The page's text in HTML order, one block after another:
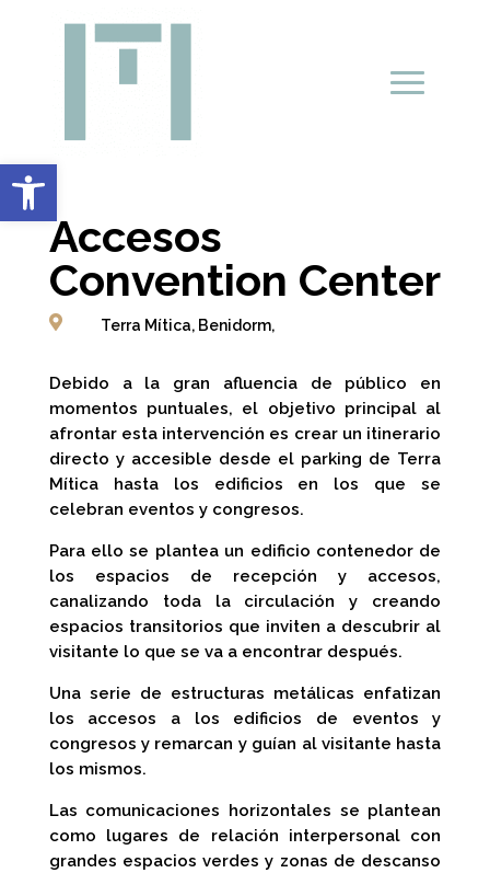
Abrir barra de herramientas
Accesos
Convention Center
 Terra Mítica, Benidorm,
Debido a la gran afluencia de público en
momentos puntuales, el objetivo principal al
afrontar esta intervención es crear un itinerario
directo y accesible desde el parking de Terra
Mítica hasta los edificios en los que se
celebran eventos y congresos.
Para ello se plantea un edificio contenedor de
los espacios de recepción y accesos,
canalizando toda la circulación y creando
espacios transitorios que inviten a descubrir al
visitante lo que se va a encontrar después.
Una serie de estructuras metálicas enfatizan
los accesos a los edificios de eventos y
congresos y remarcan y guían al visitante hasta
los mismos.
Las comunicaciones horizontales se plantean
como lugares de relación interpersonal con
grandes espacios verdes y zonas de descanso